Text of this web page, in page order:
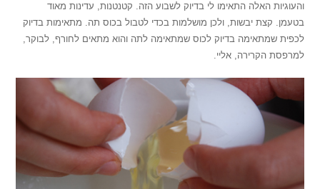
והעוגיות האלה התאימו לי בדיוק לשבוע הזה. קטנטנות, עדינות מאוד
בטעמן. קצת יבשות, ולכן מושלמות בכדי לטבול בכוס תה. מתאימות בדיוק
לכפית שמתאימה בדיוק לכוס שמתאימה לתה והוא מתאים לחורף, לבוקר,
למרפסת הקרירה, אליי.